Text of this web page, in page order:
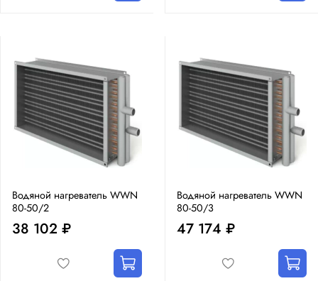
Водяной нагреватель WWN
80-50/2
38 102 ₽
Водяной нагреватель WWN
80-50/3
47 174 ₽